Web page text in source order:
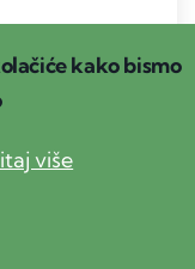
kako bismo
više